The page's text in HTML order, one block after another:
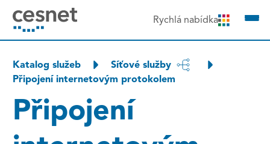
na obsah Rychlá nabídka
Katalog služeb
Síťové služby
Připojení internetovým protokolem
Připojení